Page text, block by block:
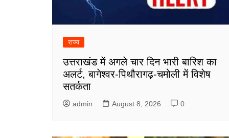
राज्य
उत्तराखंड में अगले चार दिन भारी बारिश का
अलर्ट, बागेश्वर-पिथौरागढ़-चमोली में विशेष
सतर्कता
admin August 8, 2026 0